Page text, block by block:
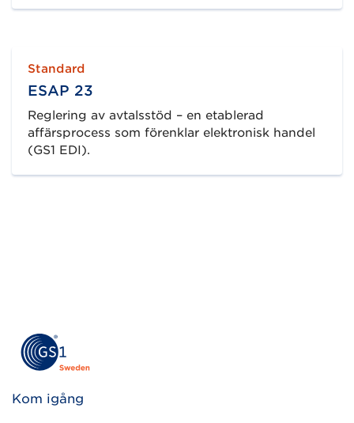
Standard
ESAP 23
Reglering av avtalsstöd – en etablerad
affärsprocess som förenklar elektronisk handel
(GS1 EDI).
Kom igång